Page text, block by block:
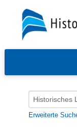
Erweiterte